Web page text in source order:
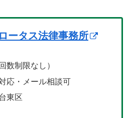
ータス法律事務所
数制限なし）
応・メール相談可
東区